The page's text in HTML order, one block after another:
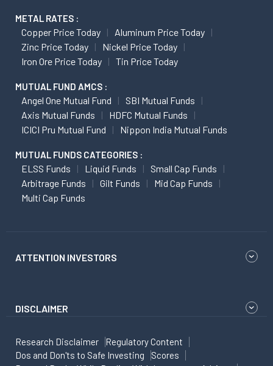
METAL RATES :
Copper Price Today
Aluminum Price Today
Zinc Price Today
Nickel Price Today
Iron Ore Price Today
Tin Price Today
MUTUAL FUND AMCS :
Angel One Mutual Fund
SBI Mutual Funds
Axis Mutual Funds
HDFC Mutual Funds
ICICI Pru Mutual Fund
Nippon India Mutual Funds
MUTUAL FUNDS CATEGORIES :
ELSS Funds Liquid Funds
Small Cap Funds
Arbitrage Funds
Gilt Funds
Mid Cap Funds
Multi Cap Funds
ATTENTION INVESTORS
DISCLAIMER
Research Disclaimer
Regulatory Content
Dos and Don'ts to Safe Investing
Scores